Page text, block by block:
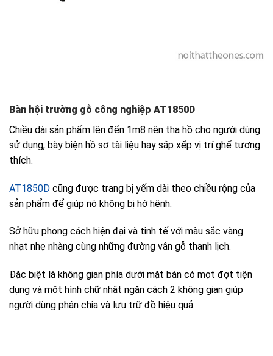
Bàn hội trường gỗ công nghiệp AT1850D
Chiều dài sản phẩm lên đến 1m8 nên tha hồ cho người dùng
sử dụng, bày biện hồ sơ tài liệu hay sắp xếp vị trí ghế tương
thích.
AT1850D cũng được trang bị yếm dài theo chiều rộng của
sản phẩm để giúp nó không bị hớ hênh.
Sở hữu phong cách hiện đại và tinh tế với màu sắc vàng
nhạt nhẹ nhàng cùng những đường vân gỗ thanh lịch.
Đặc biệt là không gian phía dưới mặt bàn có mọt đợt tiện
dụng và một hình chữ nhật ngăn cách 2 không gian giúp
người dùng phân chia và lưu trữ đồ hiệu quả.